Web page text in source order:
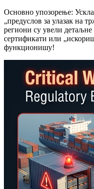
Основно упозорење:
„предуслов за улазак на
региони су увели детаљне
сертификати или
функционишу!